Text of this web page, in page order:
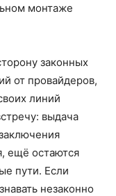
монтаже
законных
от провайдеров,
линий
выдача
ещё остаются
пути. Если
незаконно